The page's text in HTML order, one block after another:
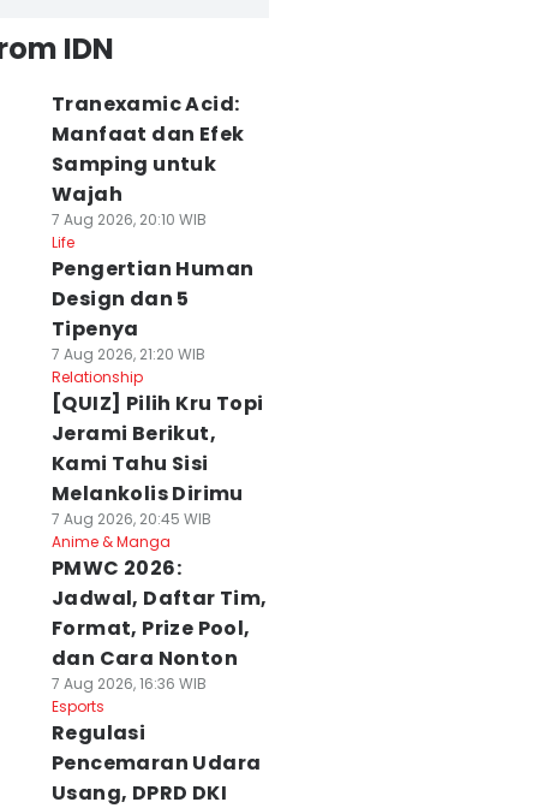
IDN
Tranexamic Acid:
Manfaat dan Efek
Samping untuk
Wajah
7 Aug 2026, 20:10 WIB
Life
Pengertian Human
Design dan 5
Tipenya
7 Aug 2026, 21:20 WIB
Relationship
[QUIZ] Pilih Kru Topi
Jerami Berikut,
Kami Tahu Sisi
Melankolis Dirimu
7 Aug 2026, 20:45 WIB
Anime & Manga
PMWC 2026:
Jadwal, Daftar Tim,
Format, Prize Pool,
dan Cara Nonton
7 Aug 2026, 16:36 WIB
Esports
Regulasi
Pencemaran Udara
Usang, DPRD DKI